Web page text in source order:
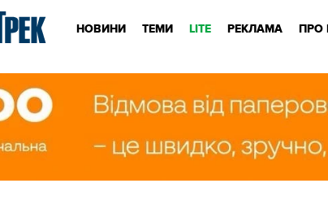
НОВИНИ ТЕМИ LITE РЕКЛАМА ПРО